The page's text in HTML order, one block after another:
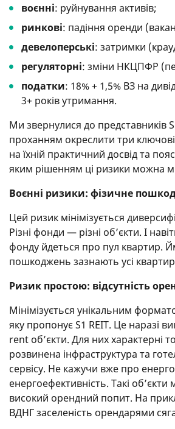
воєнні: руйнування активів;
ринкові: падіння оренди
девелоперські: затримки
регуляторні: зміни НКЦПФР
податки: 18% + 1,5% ВЗ на
3+ років утримання.
Ми звернулися до представників
проханням окреслити три
на їхній практичний досвід та
яким рішенням ці ризики можна
Воєнні ризики: фізичне
Цей ризик мінімізується
Різні фонди — різні об’єкти. І
фонду йдеться про пул квартир.
пошкоджень зазнають усі
Ризик простою: відсутність
Мінімізується унікальним
яку пропонує S1 REIT. Це наразі
rent об’єкти. Для них характерні
розвинена інфраструктура та
сервісу. Не кажучи вже про
енергоефективність. Такі
високий орендний попит. На
ВДНГ заселеність орендарями